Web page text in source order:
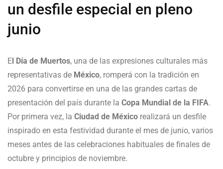
un desfile especial en pleno
junio
E l Día de Muertos, una de las expresiones culturales más
representativas de México, romperá con la tradición en
2026 para convertirse en una de las grandes cartas de
presentación del país durante la Copa Mundial de la FIFA.
Por primera vez, la Ciudad de México realizará un desfile
inspirado en esta festividad durante el mes de junio, varios
meses antes de las celebraciones habituales de finales de
octubre y principios de noviembre.